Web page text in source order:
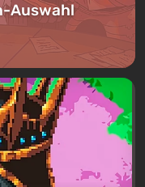
Auswahl